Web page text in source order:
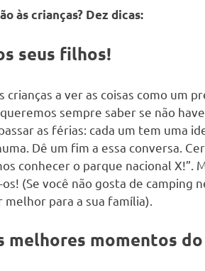
às crianças? Dez dicas:
seus filhos!
crianças a ver as coisas como um
sempre saber se não
as férias: cada um tem uma
Dê um fim a essa conversa.
conhecer o parque nacional X!”.
(Se você não gosta de camping
para a sua família).
melhores momentos